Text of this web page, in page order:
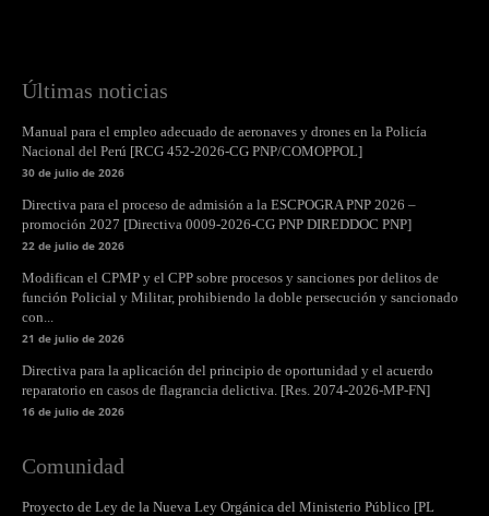
Últimas noticias
Manual para el empleo adecuado de aeronaves y drones en la Policía
Nacional del Perú [RCG 452-2026-CG PNP/COMOPPOL]
30 de julio de 2026
Directiva para el proceso de admisión a la ESCPOGRA PNP 2026 –
promoción 2027 [Directiva 0009-2026-CG PNP DIREDDOC PNP]
22 de julio de 2026
Modifican el CPMP y el CPP sobre procesos y sanciones por delitos de
función Policial y Militar, prohibiendo la doble persecución y sancionado
con...
21 de julio de 2026
Directiva para la aplicación del principio de oportunidad y el acuerdo
reparatorio en casos de flagrancia delictiva. [Res. 2074-2026-MP-FN]
16 de julio de 2026
Comunidad
Proyecto de Ley de la Nueva Ley Orgánica del Ministerio Público [PL